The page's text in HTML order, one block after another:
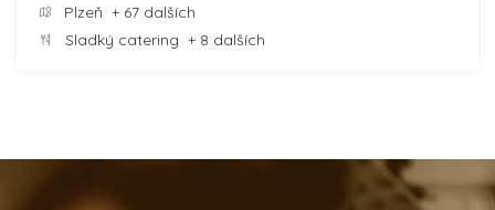
Plzeň + 67 dalších
Sladký catering + 8 dalších